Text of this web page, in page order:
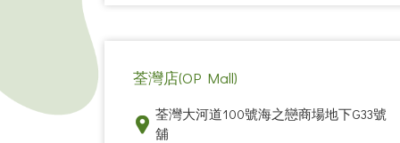
荃灣店(OP Mall)
荃灣大河道100號海之戀商場地下G33號
舖